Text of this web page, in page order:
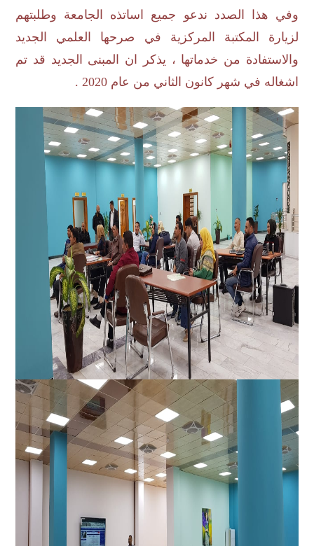
وفي هذا الصدد ندعو جميع اساتذه الجامعة وطلبتهم
لزيارة المكتبة المركزية في صرحها العلمي الجديد
والاستفادة من خدماتها ، يذكر ان المبنى الجديد قد تم
اشغاله في شهر كانون الثاني من عام 2020 .